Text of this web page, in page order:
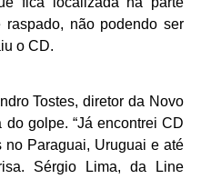
não podendo ser
o CD.
Tostes, diretor da Novo
golpe. “Já encontrei CD
no Paraguai, Uruguai e até
Sérgio Lima, da Line